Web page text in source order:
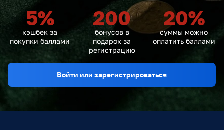
5%
кэшбек за
покупки баллами
200
бонусов в
подарок за
регистрацию
20%
суммы можно
оплатить баллами
Войти или зарегистрироваться